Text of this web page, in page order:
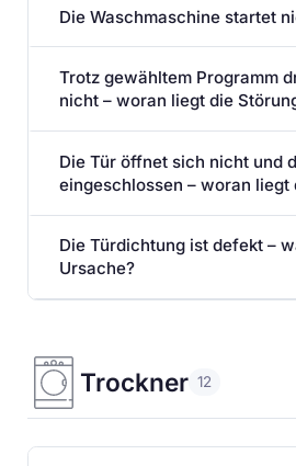
Die Waschmaschine startet
Trotz gewähltem Programm
nicht – woran liegt die
Die Tür öffnet sich nicht und
eingeschlossen – woran liegt
Die Türdichtung ist defekt –
Ursache?
Trockner 12